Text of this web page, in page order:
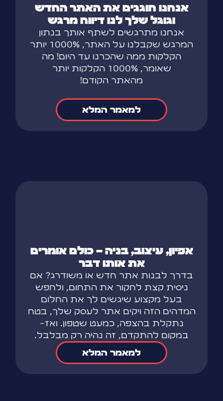
אנחנו חוגגים את האתר החדש
וגוגל שלך לנו דיווח מרגש
אנחנו מתרגשים לשתף אותך בנתון
המרגש שקבלנו על האתר, 1000% יותר
הקלקות ממה שהכרנו עד היום! מה
שאומר, 1000% הקלקות יותר
מהאתר הקודם!
למאמר המלא
אפיון, עיצוב, בניה – כולם אומרים
את אותו דבר
בדרך לבנות אתר חדש או משודרג? אם
ניסית קצת לחקור את התחום, ולחפש
בעל מקצוע שיגשים לך את החלום
המדהים הזה ויקים אתר לעסק שלך, בטח
נתקלת בהצפה, כמעט שטפון. ואז-
במקום להתקדם, זה נהיה רק מבלבל.
למאמר המלא